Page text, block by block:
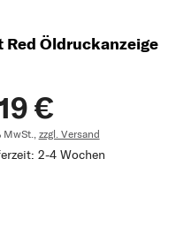
Red Öldruckanzeige
€
zzgl. Versand
2-4 Wochen